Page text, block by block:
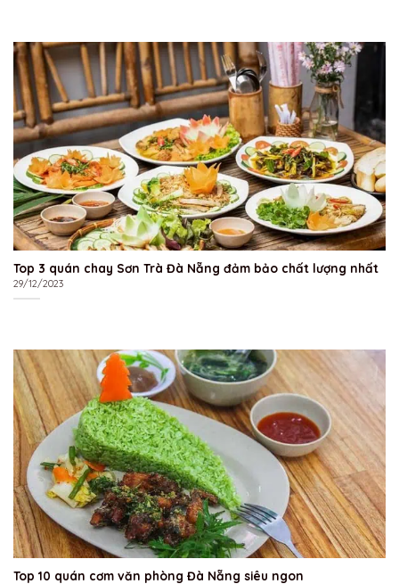
Top 3 quán chay Sơn Trà Đà Nẵng đảm bảo chất lượng nhất
29/12/2023
Top 10 quán cơm văn phòng Đà Nẵng siêu ngon